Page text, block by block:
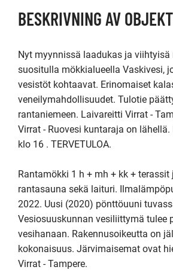
BESKRIVNING AV
Nyt myynnissä laadukas ja viihtyisä
suositulla mökkialueella Vaskivesi,
vesistöt kohtaavat. Erinomaiset
veneilymahdollisuudet. Tulotie
rantaniemeen. Laivareitti Virrat -
Virrat - Ruovesi kuntaraja on lähellä.
klo 16 . TERVETULOA.
Rantamökki 1 h + mh + kk + terassit
rantasauna sekä laituri.
2022. Uusi (2020) pönttöuuni
Vesiosuuskunnan vesiliittymä tulee
vesihanaan. Rakennusoikeutta on
kokonaisuus. Järvimaisemat ovat
Virrat - Tampere.